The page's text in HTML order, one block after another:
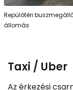
Repülőtéri
állomás
Taxi / Uber
Az érkezési